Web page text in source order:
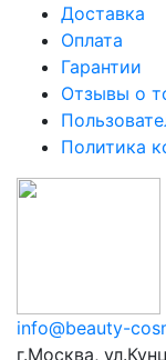
Доставка
Оплата
Гарантии
Отзывы о
Политика
info@beauty-
г.Москва,